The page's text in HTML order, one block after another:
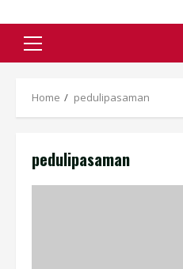
Primary
Menu
Home pedulipasaman
pedulipasaman